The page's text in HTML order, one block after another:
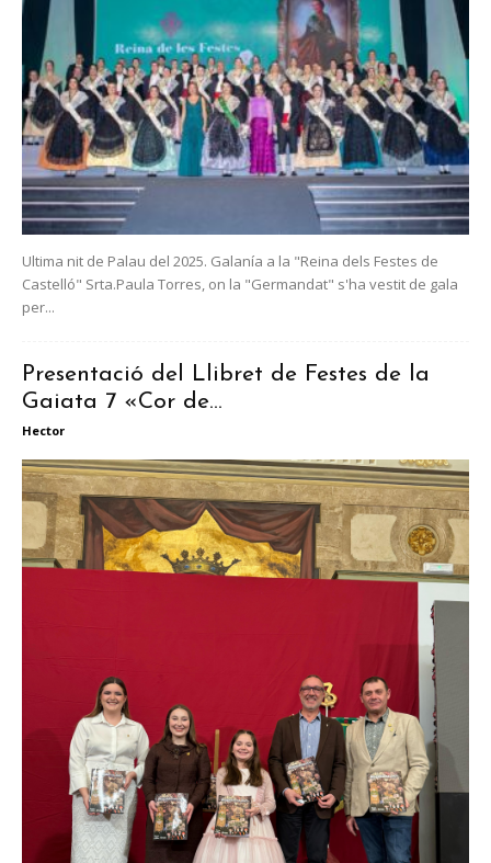
Ultima nit de Palau del 2025. Galanía a la "Reina dels Festes de
Castelló" Srta.Paula Torres, on la "Germandat" s'ha vestit de gala
per...
Presentació del Llibret de Festes de la
Gaiata 7 «Cor de...
Hector